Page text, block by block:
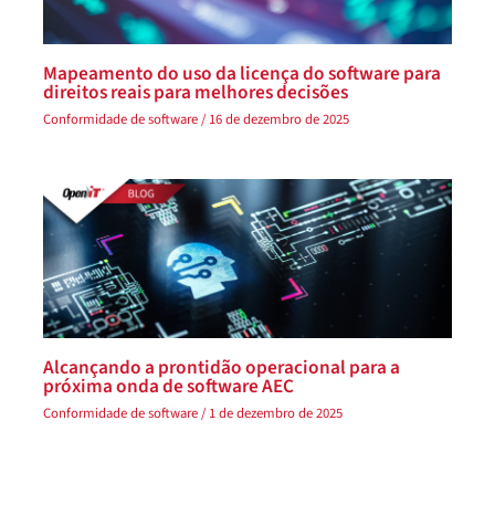
Mapeamento do uso da licença do software para
direitos reais para melhores decisões
Conformidade de software/16 de dezembro de 2025
Alcançando a prontidão operacional para a
próxima onda de software AEC
Conformidade de software/1 de dezembro de 2025